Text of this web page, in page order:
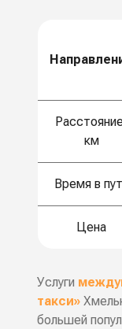
км
Время в
Цена
Услуги
такси»
большей